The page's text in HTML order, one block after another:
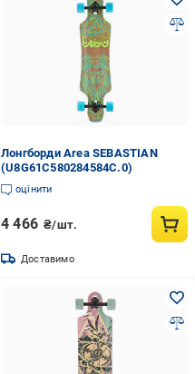
Лонгборди Area SEBASTIAN
(U8G61C580284584C.0)
оцінити
4 466 ₴/шт.
Доставимо